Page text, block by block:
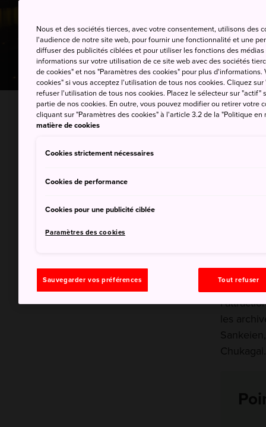
son
les
Chukagai.
Nous et des sociétés tierces, avec votre consentement, utilisons des
l'audience de notre site web, pour fournir une fonctionnalité et une
diffuser des publicités ciblées et pour utiliser les fonctions des
informations sur votre utilisation de ce site web avec des sociétés
de cookies" et nos "Paramètres des cookies" pour plus
cookies" si vous acceptez l'utilisation de tous nos cookies. Cliquez
refuser l'utilisation de tous nos cookies. Placez le sélecteur sur
partie de nos cookies. En outre, vous pouvez modifier ou retirer votre
cliquant sur "Paramètres des cookies" à l'article 3.2 de la "Politique en
matière de cookies
Cookies strictement nécessaires
Cookies de performance
Cookies pour une publicité ciblée
Paramètres des cookies
Sauvegarder vos préférences Tout refuser